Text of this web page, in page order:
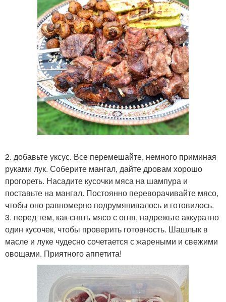
2. добавьте уксус. Все перемешайте, немного приминая
руками лук. Соберите мангал, дайте дровам хорошо
прогореть. Насадите кусочки мяса на шампура и
поставьте на мангал. Постоянно переворачивайте мясо,
чтобы оно равномерно подрумянивалось и готовилось.
3. перед тем, как снять мясо с огня, надрежьте аккуратно
один кусочек, чтобы проверить готовность. Шашлык в
масле и луке чудесно сочетается с жареными и свежими
овощами. Приятного аппетита!